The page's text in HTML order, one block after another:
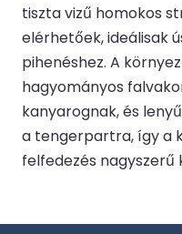
tiszta vizű homokos
elérhetőek, ideálisak
pihenéshez. A
hagyományos
kanyarognak, és
a tengerpartra, így a
felfedezés nagyszerű